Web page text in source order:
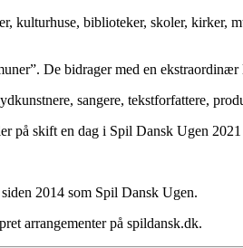
kulturhuse, biblioteker, skoler, kirker,
De bidrager med en
sangere, tekstforfattere,
på skift en dag i Spil Dansk Ugen
2014 som Spil Dansk Ugen.
arrangementer på spildansk.dk.